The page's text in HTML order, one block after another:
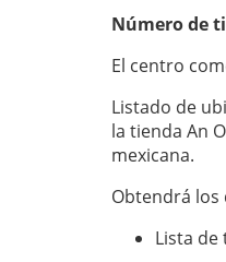
Número de
El centro
Listado de
la tienda An
mexicana.
Obtendrá los
Lista de